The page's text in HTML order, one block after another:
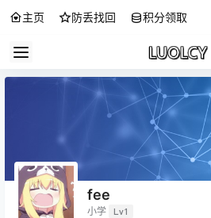
主页 防丢找回 积分领取
fee
小学 Lv1